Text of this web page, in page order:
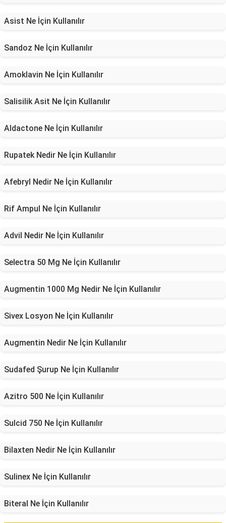
Asist Ne İçin Kullanılır
Sandoz Ne İçin Kullanılır
Amoklavin Ne İçin Kullanılır
Salisilik Asit Ne İçin Kullanılır
Aldactone Ne İçin Kullanılır
Rupatek Nedir Ne İçin Kullanılır
Afebryl Nedir Ne İçin Kullanılır
Rif Ampul Ne İçin Kullanılır
Advil Nedir Ne İçin Kullanılır
Selectra 50 Mg Ne İçin Kullanılır
Augmentin 1000 Mg Nedir Ne İçin Kullanılır
Sivex Losyon Ne İçin Kullanılır
Augmentin Nedir Ne İçin Kullanılır
Sudafed Şurup Ne İçin Kullanılır
Azitro 500 Ne İçin Kullanılır
Sulcid 750 Ne İçin Kullanılır
Bilaxten Nedir Ne İçin Kullanılır
Sulinex Ne İçin Kullanılır
Biteral Ne İçin Kullanılır